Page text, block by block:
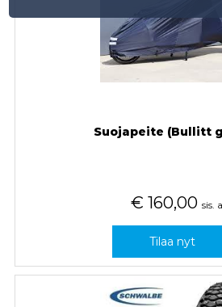
Suojapeite (Bullitt
€ 160,00 sis.
Tilaa nyt